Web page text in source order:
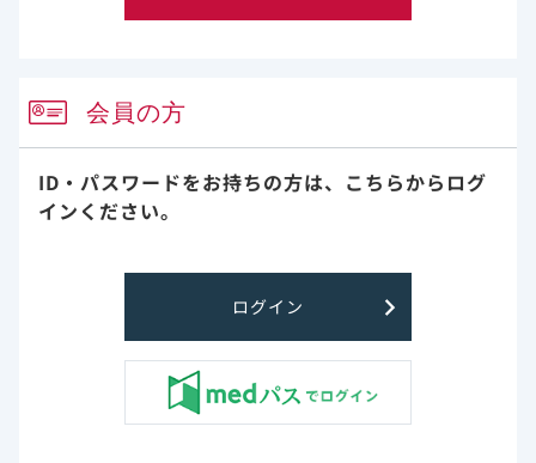
会員の方
ID・パスワードをお持ちの方は、 こちらからログ
インください。
ログイン